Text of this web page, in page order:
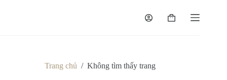
Giỏ
Trang chủ / Không tìm thấy trang